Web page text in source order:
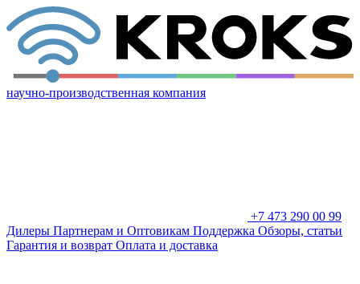
научно-производственная компания
+7 473 290 00 99
Дилеры Партнерам и Оптовикам Поддержка Обзоры, статьи
Гарантия и возврат Оплата и доставка